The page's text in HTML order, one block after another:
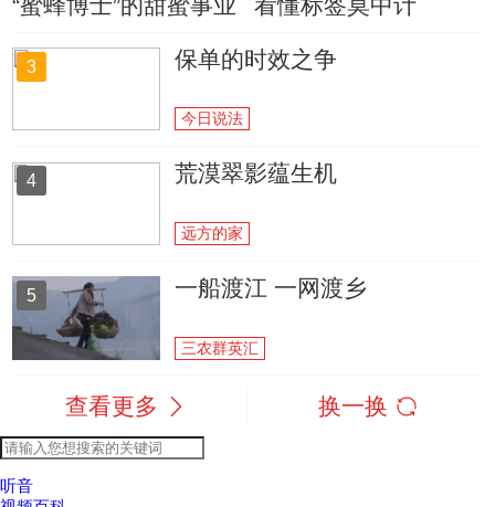
“蜜蜂博士”的甜蜜事业 看懂标签莫中计
3 保单的时效之争
今日说法
4 荒漠翠影蕴生机
远方的家
5 一船渡江 一网渡乡
三农群英汇
查看更多 换一换
听音